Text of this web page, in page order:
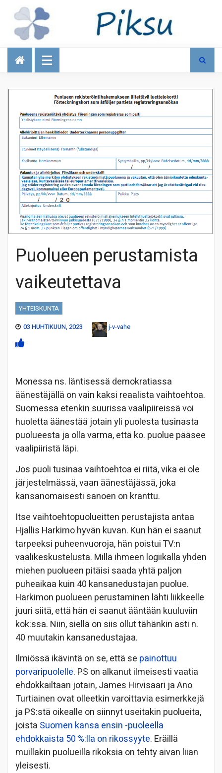
Talous
Puolueen perustamista
vaikeutettava
YHTEISKUNTA
03 HUHTIKUUN, 2023
j-v-vahe
Monessa ns. läntisessä demokratiassa
äänestäjällä on vain kaksi reaalista vaihtoehtoa.
Suomessa etenkin suurissa vaalipiireissä voi
huoletta äänestää jotain yli puolesta tusinasta
puolueesta ja olla varma, että ko. puolue pääsee
vaalipiiristä läpi.
Jos puoli tusinaa vaihtoehtoa ei riitä, vika ei ole
järjestelmässä, vaan äänestäjässä, joka
kansanomaisesti sanoen on kranttu.
Itse vaihtoehtopuolueitten perustajista antaa
Hjallis Harkimo hyvän kuvan. Kun hän ei saanut
tarpeeksi puheenvuoroja, hän poistui TV:n
vaalikeskustelusta. Millä ihmeen logiikalla yhden
miehen puolueen pitäisi saada yhtä paljon
puheaikaa kuin 40 kansanedustajan puolue.
Harkimon puolueen perustaminen lähti liikkeelle
juuri siitä, että hän ei saanut ääntään kuuluviin
kok:ssa. Niin, siellä on siis ollut tähänkin asti n.
40 muutakin kansanedustajaa.
Ilmiössä ikävintä on se, että se painottuu
porvaripuolelle. PS on alkanut ilmeisesti vaatia
ehdokkailtaan jotain, James Hirvisaari ja Ano
Turtiainen ovat olleetkin varoittavia esimerkkejä
ja PS:stä oikealle on siinnyt useitakin puolueita,
joista Suomen kansa ensin -puoleella
ehdokkaista 50 %:lla on rikossyyte. Eräillä
muillakin puolueilla rikoksia on tehty aivan liian
yleisesti.